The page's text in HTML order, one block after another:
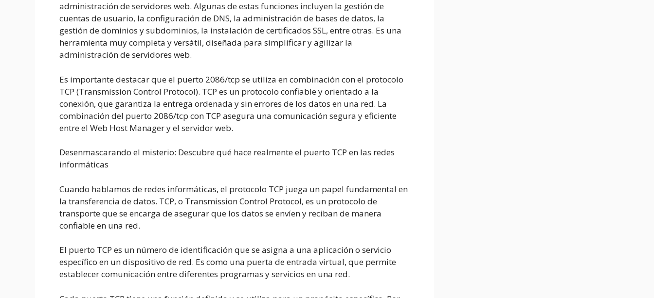
administración de servidores web. Algunas de estas funciones incluyen la gestión de
cuentas de usuario, la configuración de DNS, la administración de bases de datos, la
gestión de dominios y subdominios, la instalación de certificados SSL, entre otras. Es una
herramienta muy completa y versátil, diseñada para simplificar y agilizar la
administración de servidores web.
Es importante destacar que el puerto 2086/tcp se utiliza en combinación con el protocolo
TCP (Transmission Control Protocol). TCP es un protocolo confiable y orientado a la
conexión, que garantiza la entrega ordenada y sin errores de los datos en una red. La
combinación del puerto 2086/tcp con TCP asegura una comunicación segura y eficiente
entre el Web Host Manager y el servidor web.
Desenmascarando el misterio: Descubre qué hace realmente el puerto TCP en las redes
informáticas
Cuando hablamos de redes informáticas, el protocolo TCP juega un papel fundamental en
la transferencia de datos. TCP, o Transmission Control Protocol, es un protocolo de
transporte que se encarga de asegurar que los datos se envíen y reciban de manera
confiable en una red.
El puerto TCP es un número de identificación que se asigna a una aplicación o servicio
específico en un dispositivo de red. Es como una puerta de entrada virtual, que permite
establecer comunicación entre diferentes programas y servicios en una red.